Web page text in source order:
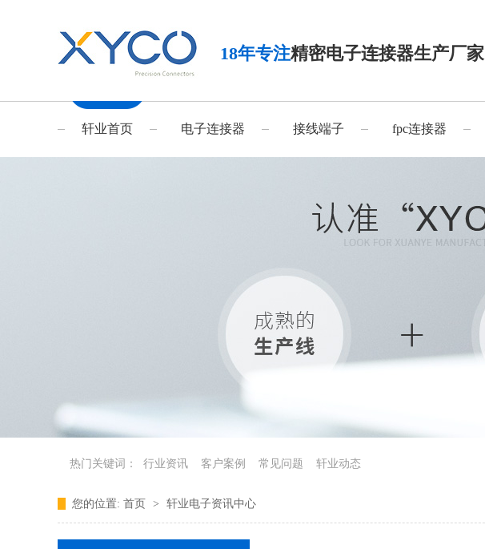
18年专注精密电子连接器生产厂家
轩业首页 电子连接器 接线端子 fpc连接器
热门关键词： 行业资讯 客户案例 常见问题 轩业动态
您的位置: 首页 > 轩业电子资讯中心